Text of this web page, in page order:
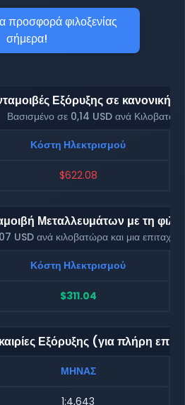
προσφορά φιλοξενίας
σήμερα!
Εξόρυξης σε κανονική
Βασισμένο σε 0,14 USD ανά
Κόστη Ηλεκτρισμού
$622.08
Μεταλλευμάτων με τη
USD ανά κιλοβατώρα και μια
Κόστη Ηλεκτρισμού
$311.04
Εξόρυξης (για πλήρη
ΜΗΝΑΣ
1:4,643